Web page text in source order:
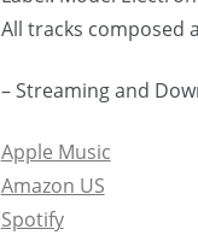
All tracks composed
– Streaming and
Apple Music
Amazon US
Spotify